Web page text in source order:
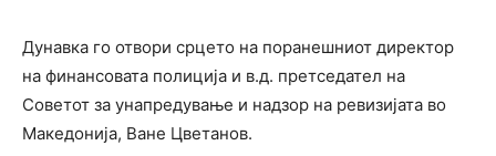
Дунавка го отвори срцето на поранешниот директор
на финансовата полиција и в.д. претседател на
Советот за унапредување и надзор на ревизијата во
Македонија, Ване Цветанов.